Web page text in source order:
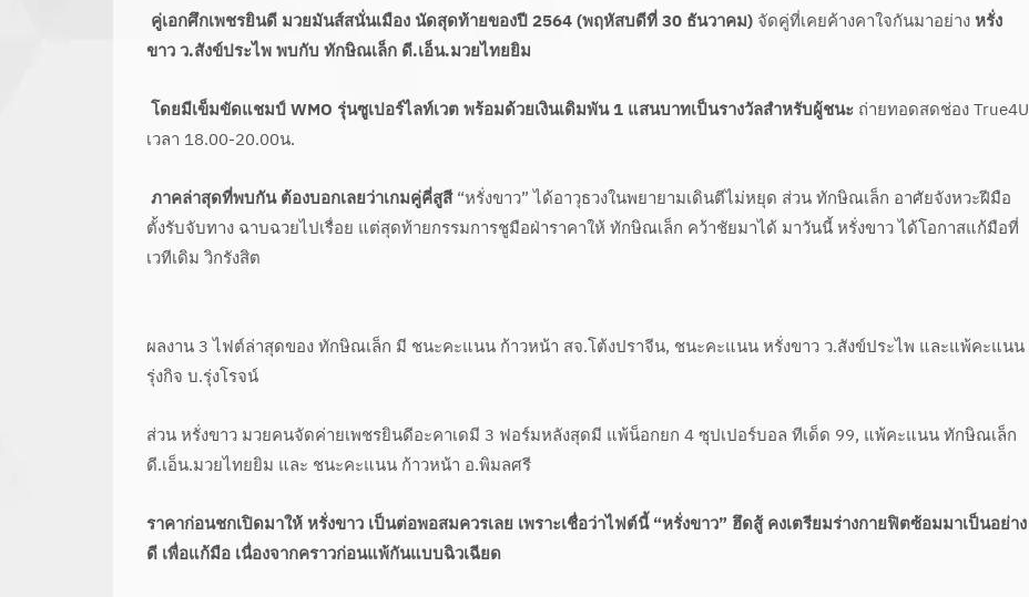
คู่เอกศึกเพชรยินดี มวยมันส์สนั่นเมือง นัดสุดท้ายของปี 2564 (พฤหัสบดีที่ 30 ธันวาคม) จัดคู่ที่เคยค้างคาใจกันมาอย่างหรั่ง
ขาว ว.สังข์ประไพ พบกับ ทักษิณเล็ก ดี.เอ็น.มวยไทยยิม
โดยมีเข็มขัดแชมป์ WMO รุ่นซูเปอร์ไลท์เวต พร้อมด้วยเงินเดิมพัน 1 แสนบาทเป็นรางวัลสำหรับผู้ชนะ ถ่ายทอดสดช่อง True4U
เวลา 18.00-20.00น.
ภาคล่าสุดที่พบกัน ต้องบอกเลยว่าเกมคู่คี่สูสี“หรั่งขาว” ได้อาวุธวงในพยายามเดินตีไม่หยุด ส่วน ทักษิณเล็ก อาศัยจังหวะฝีมือ
ตั้งรับจับทาง ฉาบฉวยไปเรื่อย แต่สุดท้ายกรรมการชูมือฝ่าราคาให้ ทักษิณเล็ก คว้าชัยมาได้ มาวันนี้ หรั่งขาว ได้โอกาสแก้มือที่
เวทีเดิม วิกรังสิต
ผลงาน 3 ไฟต์ล่าสุดของ ทักษิณเล็ก มี ชนะคะแนน ก้าวหน้า สจ.โต้งปราจีน, ชนะคะแนน หรั่งขาว ว.สังข์ประไพ และแพ้คะแนน
รุ่งกิจ บ.รุ่งโรจน์
ส่วน หรั่งขาว มวยคนจัดค่ายเพชรยินดีอะคาเดมี 3 ฟอร์มหลังสุดมี แพ้น็อกยก 4 ซุปเปอร์บอล ทีเด็ด 99, แพ้คะแนน ทักษิณเล็ก
ดี.เอ็น.มวยไทยยิม และ ชนะคะแนน ก้าวหน้า อ.พิมลศรี
ราคาก่อนชกเปิดมาให้ หรั่งขาว เป็นต่อพอสมควรเลย เพราะเชื่อว่าไฟต์นี้ “หรั่งขาว” ฮึดสู้ คงเตรียมร่างกายฟิตซ้อมมาเป็นอย่าง
ดี เพื่อแก้มือ เนื่องจากคราวก่อนแพ้กันแบบฉิวเฉียด